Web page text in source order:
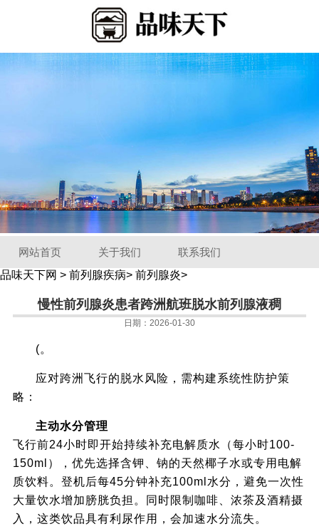
网站首页 关于我们
联系我们
品味天下网 > 前列腺疾病> 前列腺炎>
慢性前列腺炎患者跨洲航班脱水前列腺液稠
日期：2026-01-30
(。
应对跨洲飞行的脱水风险，需构建系统性防护策
略：
主动水分管理
飞行前24小时即开始持续补充电解质水（每小时100-
150ml），优先选择含钾、钠的天然椰子水或专用电解
质饮料。登机后每45分钟补充100ml水分，避免一次性
大量饮水增加膀胱负担。同时限制咖啡、浓茶及酒精摄
入，这类饮品具有利尿作用，会加速水分流失。